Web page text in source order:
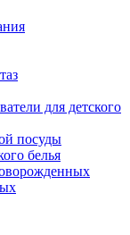
для детского
посуды
белья